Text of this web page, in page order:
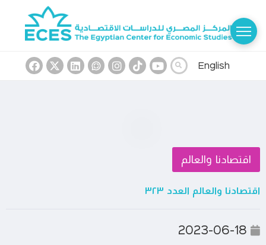
English
اقتصادنا والعالم
اقتصادنا والعالم العدد ٣٢٣